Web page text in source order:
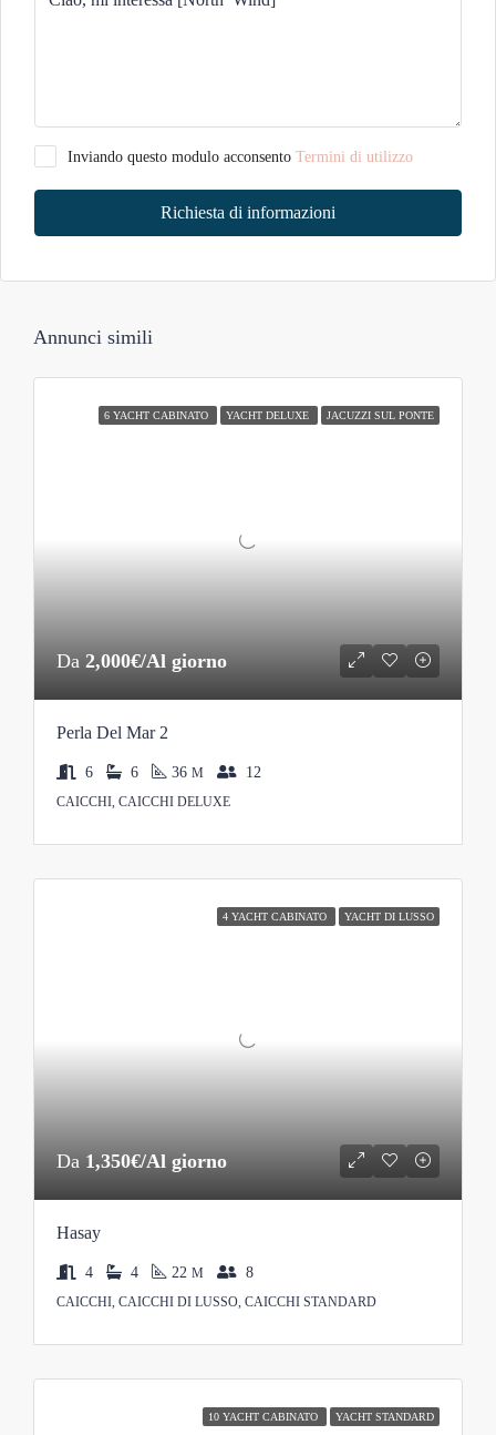
Inviando questo modulo acconsento Termini di utilizzo
Richiesta di informazioni
Annunci simili
6 YACHT CABINATO YACHT DELUXE JACUZZI SUL PONTE
Da 2,000€/Al giorno
Perla Del Mar 2
6 6 36 M 12
CAICCHI, CAICCHI DELUXE
4 YACHT CABINATO YACHT DI LUSSO
Da 1,350€/Al giorno
Hasay
4 4 22 M 8
CAICCHI, CAICCHI DI LUSSO, CAICCHI STANDARD
10 YACHT CABINATO YACHT STANDARD